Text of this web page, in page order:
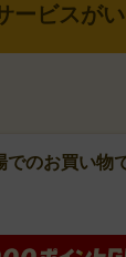
ービスが
でのお買い物